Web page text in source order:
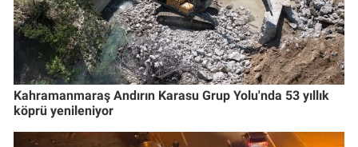
Kahramanmaraş Andırın Karasu Grup Yolu'nda 53 yıllık
köprü yenileniyor